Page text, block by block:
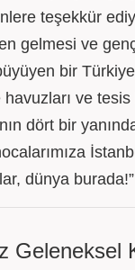
teşekkür
gelmesi ve
bir
ve
dört bir
dünya burada!”
Geleneksel